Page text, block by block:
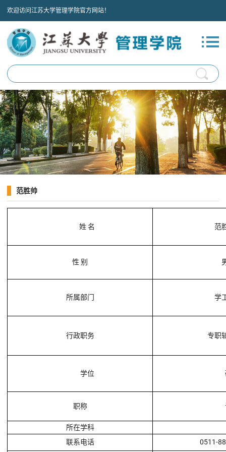
欢迎访问江苏大学管理学院官方网站！
范胜帅
姓 名 范
性 别
所属部门 学
行政职务 专职
学位
职称
所在学科
联系电话
0511-